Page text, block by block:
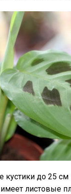
кустики до 25 см
листовые